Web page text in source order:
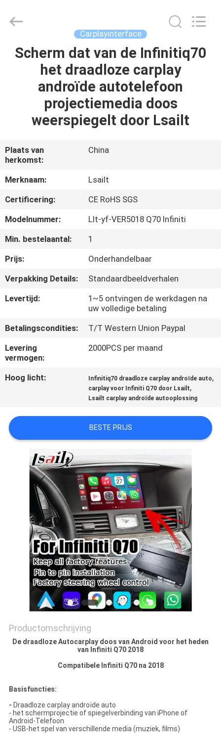
HUIS
PRODUCTEN
VIDEOS
ONGEVEER
ONS
FABRIEKSREIS
KWALITEITSCONTROLE
CONTACTEER
ONS
NIEUWS
SITEMAP
POLICY
Automobile
Electron
Reserved.
Carplayinterface
Scherm dat van de Infinitiq70
het draadloze carplay
androïde autotelefoon
projectiemedia doos
weerspiegelt door Lsailt
Plaats van
herkomst:
China
Merknaam:
Lsailt
Certificering:
CE RoHS SGS
Modelnummer:
Llt-yf-VER5018 Q70 Infiniti
Min. bestelaantal:
1
Prijs:
Onderhandelbaar
Verpakking Details:
Standaardbeeldverhalen
Levertijd:
1~5 ontvingen de werkdagen na
uw volledige betaling
Betalingscondities:
T/T Western Union Paypal
Levering
vermogen:
2000PCS per maand
Hoog licht: Infinitiq70 draadloze carplay androïde auto,
carplay voor Infiniti Q70 door Lsailt,
Lsailt carplay androïde autooplossing
BESTE PRIJS
Productomschrijving
De draadloze Autocarplay doos van Android voor het heden
van Infiniti Q70 2018
Compatibele Infiniti Q70 na 2018
Basisfuncties:
- Draadloze carplay androïde auto
- het schermprojectie of spiegelverbinding van iPhone of
Android-Telefoon
- USB-het spel van verschillende media (muziek, films)